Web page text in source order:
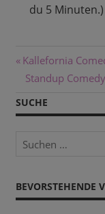
du 5 Minuten.)
Vorheriger
Beitrag:
Kallefornia
Nächster
Standup
SUCHE
BEVORSTEHENDE